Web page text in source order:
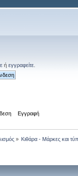
ή εγγραφείτε
Εγγραφή
» Κιθάρα - Μάρκες και